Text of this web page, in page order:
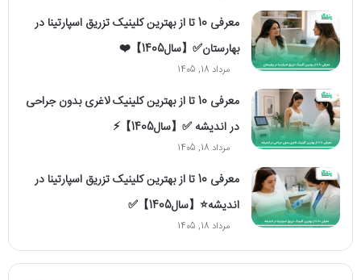
معرفی 10 تا از بهترین کلینیک تزریق اسپارتینا در
بهارستان✅【سال1405】❤️
مرداد 18, 1405
معرفی 10 تا از بهترین کلینیک لاغری بدون جراحی
در اندیشه ✅【سال1405】⚡️
مرداد 18, 1405
معرفی 10 تا از بهترین کلینیک تزریق اسپارتینا در
اندیشه⭐【سال1405】✅
مرداد 18, 1405